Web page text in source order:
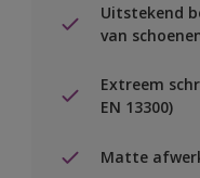
Uitstekend
van
Extreem
EN 13300)
Matte